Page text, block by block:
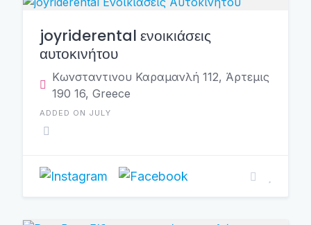
joyriderental ενοικιάσεις
αυτοκινήτου
Κωνσταντινου Καραμανλή 112, Άρτεμις
190 16, Greece
ADDED ON JULY